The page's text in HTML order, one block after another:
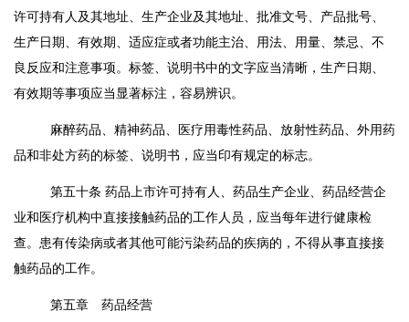
许可持有人及其地址、生产企业及其地址、批准文号、产品批号、
生产日期、有效期、适应症或者功能主治、用法、用量、禁忌、不
良反应和注意事项。标签、说明书中的文字应当清晰，生产日期、
有效期等事项应当显著标注，容易辨识。
麻醉药品、精神药品、医疗用毒性药品、放射性药品、外用药
品和非处方药的标签、说明书，应当印有规定的标志。
第五十条 药品上市许可持有人、药品生产企业、药品经营企
业和医疗机构中直接接触药品的工作人员，应当每年进行健康检
查。患有传染病或者其他可能污染药品的疾病的，不得从事直接接
触药品的工作。
第五章 药品经营